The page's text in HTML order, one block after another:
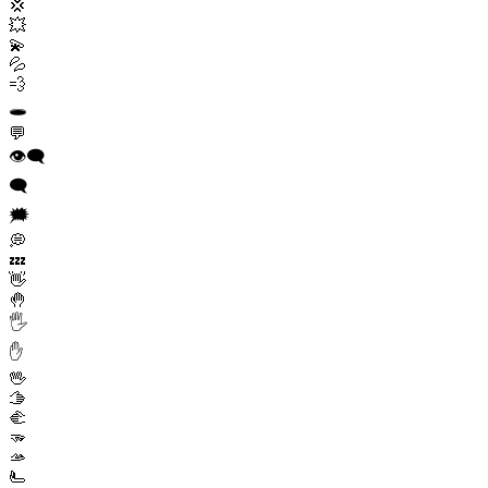
💢
💥
💫
💦
💨
🕳️
💬
👁️‍🗨️
🗨️
🗯️
💭
💤
👋
🤚
🖐️
✋
🖖
🫱
🫲
🫳
🫴
🫷